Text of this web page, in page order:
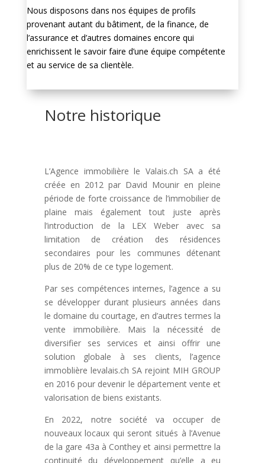
Nous disposons dans nos équipes de profils
provenant autant du bâtiment, de la finance, de
l’assurance et d’autres domaines encore qui
enrichissent le savoir faire d’une équipe compétente
et au service de sa clientèle.
Notre historique
L’Agence immobilière le Valais.ch SA a été
créée en 2012 par David Mounir en pleine
période de forte croissance de l’immobilier de
plaine mais également tout juste après
l’introduction de la LEX Weber avec sa
limitation de création des résidences
secondaires pour les communes détenant
plus de 20% de ce type logement.
Par ses compétences internes, l’agence a su
se développer durant plusieurs années dans
le domaine du courtage, en d’autres termes la
vente immobilière. Mais la nécessité de
diversifier ses services et ainsi offrir une
solution globale à ses clients, l’agence
immoblière levalais.ch SA rejoint MIH GROUP
en 2016 pour devenir le département vente et
valorisation de biens existants.
En 2022, notre société va occuper de
nouveaux locaux qui seront situés à l’Avenue
de la gare 43a à Conthey et ainsi permettre la
continuité du développement qu’elle a eu